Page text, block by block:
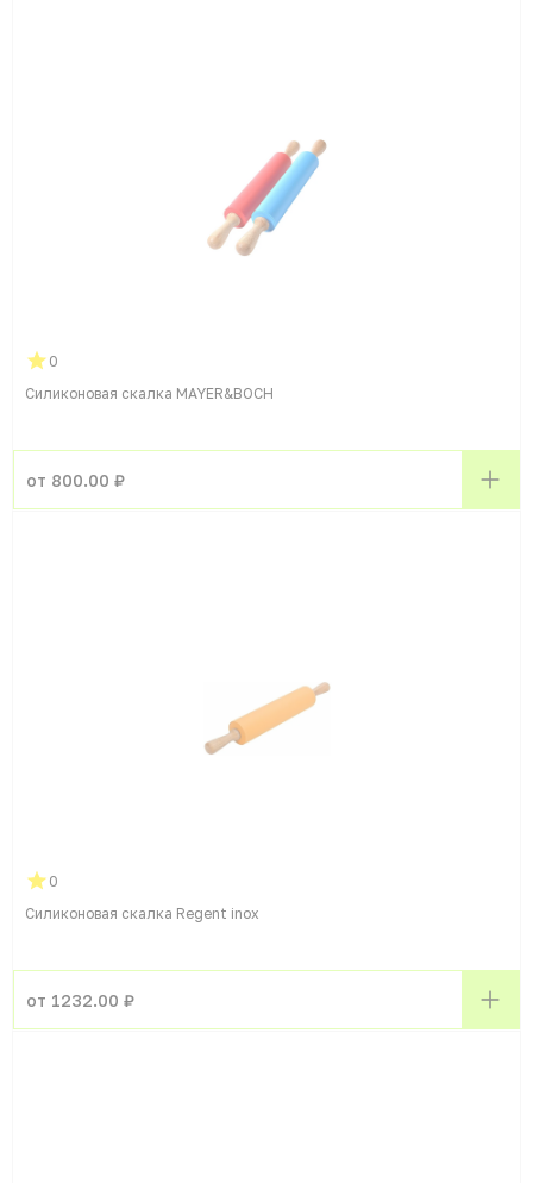
0
Силиконовая скалка MAYER&BOCH
от 800.00 ₽
0
Силиконовая скалка Regent inox
от 1232.00 ₽